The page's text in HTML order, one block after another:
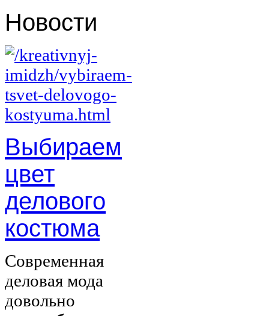
Новости
Выбираем
цвет
делового
костюма
Современная
деловая мода
довольно